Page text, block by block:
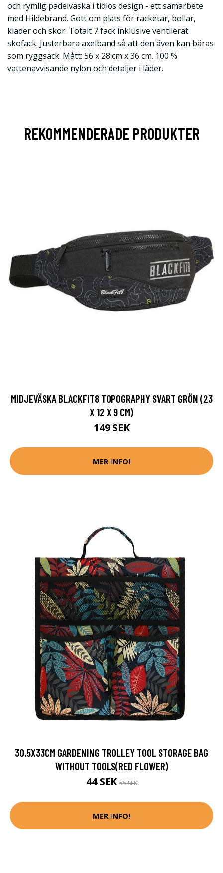
och rymlig padelväska i tidlös design - ett samarbete
med Hildebrand. Gott om plats för racketar, bollar,
kläder och skor. Totalt 7 fack inklusive ventilerat
skofack. Justerbara axelband så att den även kan bäras
som ryggsäck. Mått: 56 x 28 cm x 36 cm. 100 %
vattenavvisande nylon och detaljer i läder.
REKOMMENDERADE PRODUKTER
MIDJEVÄSKA BLACKFIT8 TOPOGRAPHY SVART GRÖN (23
X 12 X 9 CM)
149 SEK
MER INFO!
30.5X33CM GARDENING TROLLEY TOOL STORAGE BAG
WITHOUT TOOLS(RED FLOWER)
44 SEK55 SEK
MER INFO!